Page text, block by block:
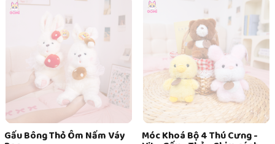
Gấu Bông Thỏ Ôm Nấm Váy Móc Khoá Bộ 4 Thú Cưng -